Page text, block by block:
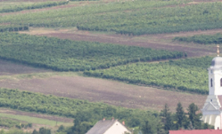
szucsi.hu/wp-content/themes/
szucsi.hu/wp-content/themes/
szucsi.hu/wp-content/themes/